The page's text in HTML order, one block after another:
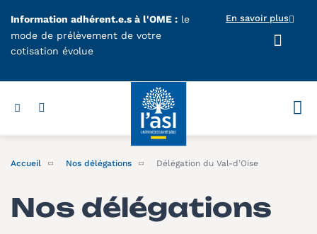
Information adhérent.e.s à l'OME : le
mode de prélèvement de votre
cotisation évolue
En savoir plus
Accueil Nos délégations Délégation du Val-d’Oise
Nos délégations